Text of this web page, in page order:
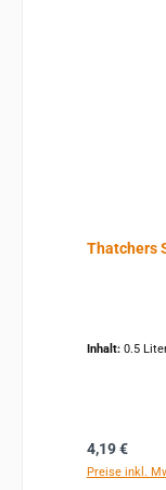
Thatchers
Inhalt: 0.5
Regulärer
4,19 €
Preise inkl.